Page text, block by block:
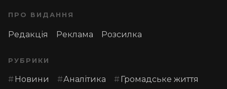
ПРО ВИДАННЯ
Редакція Реклама Розсилка
РУБРИКИ
Новини Аналітика Громадське життя